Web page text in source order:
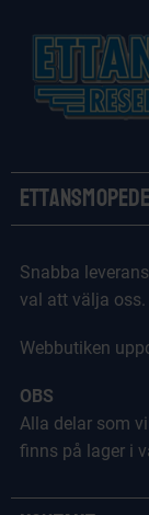
Snabba
val att välja oss.
Webbutiken
OBS
Alla delar som
finns på lager i